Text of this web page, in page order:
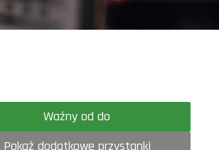
Ważny od do
Pokaż dodatkowe przystanki